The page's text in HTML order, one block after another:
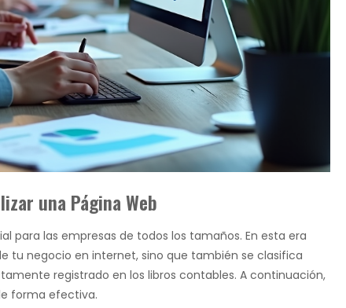
una Página Web
para las empresas de todos los tamaños. En esta era
tu negocio en internet, sino que también se clasifica
registrado en los libros contables. A continuación,
forma efectiva.